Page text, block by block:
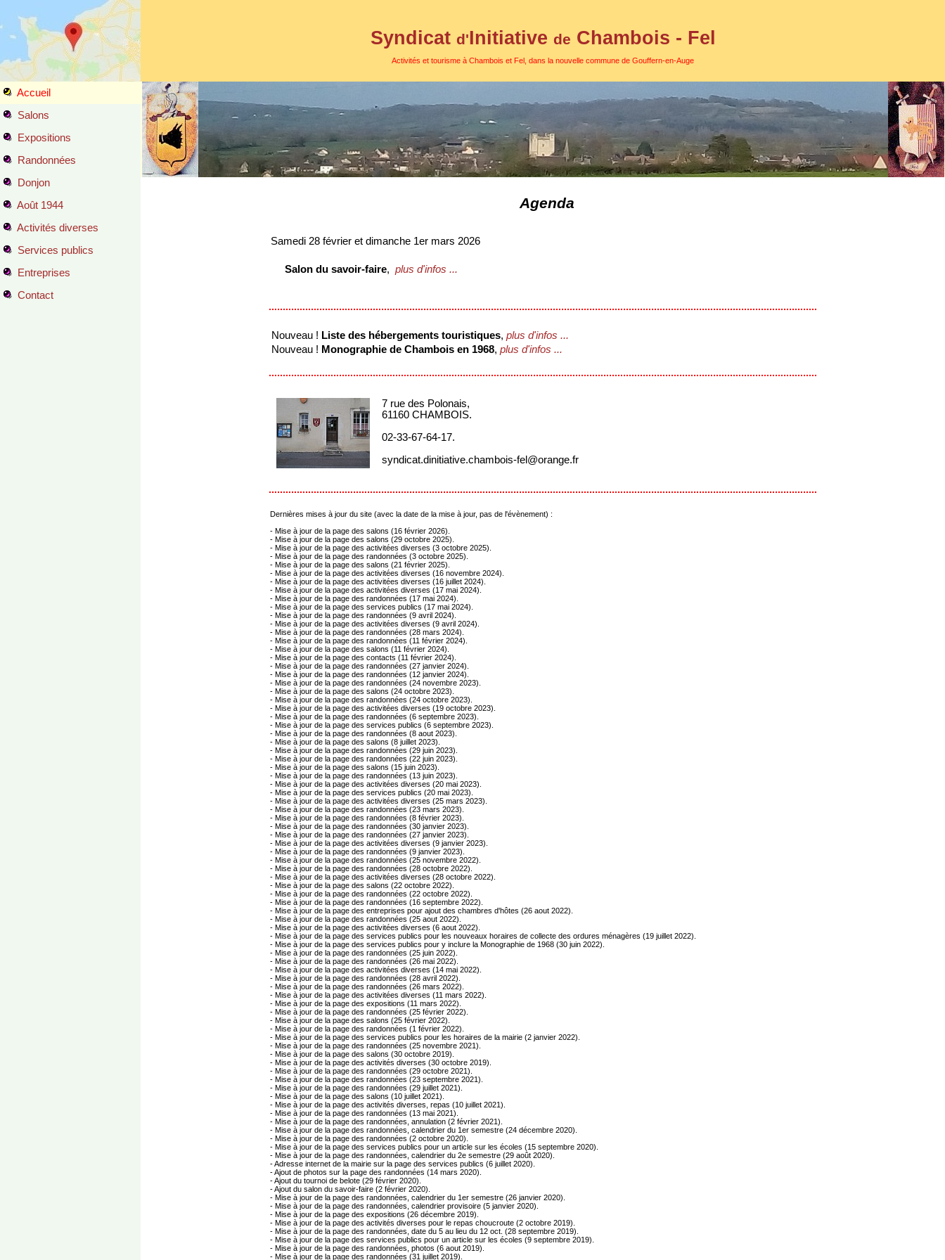
Syndicat d'Initiative de Chambois - Fel
Activités et tourisme à Chambois et Fel, dans la nouvelle commune de Gouffern-en-Auge
Accueil
Salons
Expositions
Randonnées
Donjon
Août 1944
Activités diverses
Services publics
Entreprises
Contact
Agenda
Samedi 28 février et dimanche 1er mars 2026
Salon du savoir-faire, plus d'infos ...
Nouveau ! Liste des hébergements touristiques, plus d'infos ...
Nouveau ! Monographie de Chambois en 1968, plus d'infos ...
7 rue des Polonais,
61160 CHAMBOIS.
02-33-67-64-17.
syndicat.dinitiative.chambois-fel@orange.fr
Dernières mises à jour du site (avec la date de la mise à jour, pas de l'évènement) :
- Mise à jour de la page des salons (16 février 2026).
- Mise à jour de la page des salons (29 octobre 2025).
- Mise à jour de la page des activitées diverses (3 octobre 2025).
- Mise à jour de la page des randonnées (3 octobre 2025).
- Mise à jour de la page des salons (21 février 2025).
- Mise à jour de la page des activitées diverses (16 novembre 2024).
- Mise à jour de la page des activitées diverses (16 juillet 2024).
- Mise à jour de la page des activitées diverses (17 mai 2024).
- Mise à jour de la page des randonnées (17 mai 2024).
- Mise à jour de la page des services publics (17 mai 2024).
- Mise à jour de la page des randonnées (9 avril 2024).
- Mise à jour de la page des activitées diverses (9 avril 2024).
- Mise à jour de la page des randonnées (28 mars 2024).
- Mise à jour de la page des randonnées (11 février 2024).
- Mise à jour de la page des salons (11 février 2024).
- Mise à jour de la page des contacts (11 février 2024).
- Mise à jour de la page des randonnées (27 janvier 2024).
- Mise à jour de la page des randonnées (12 janvier 2024).
- Mise à jour de la page des randonnées (24 novembre 2023).
- Mise à jour de la page des salons (24 octobre 2023).
- Mise à jour de la page des randonnées (24 octobre 2023).
- Mise à jour de la page des activitées diverses (19 octobre 2023).
- Mise à jour de la page des randonnées (6 septembre 2023).
- Mise à jour de la page des services publics (6 septembre 2023).
- Mise à jour de la page des randonnées (8 aout 2023).
- Mise à jour de la page des salons (8 juillet 2023).
- Mise à jour de la page des randonnées (29 juin 2023).
- Mise à jour de la page des randonnées (22 juin 2023).
- Mise à jour de la page des salons (15 juin 2023).
- Mise à jour de la page des randonnées (13 juin 2023).
- Mise à jour de la page des activitées diverses (20 mai 2023).
- Mise à jour de la page des services publics (20 mai 2023).
- Mise à jour de la page des activitées diverses (25 mars 2023).
- Mise à jour de la page des randonnées (23 mars 2023).
- Mise à jour de la page des randonnées (8 février 2023).
- Mise à jour de la page des randonnées (30 janvier 2023).
- Mise à jour de la page des randonnées (27 janvier 2023).
- Mise à jour de la page des activitées diverses (9 janvier 2023).
- Mise à jour de la page des randonnées (9 janvier 2023).
- Mise à jour de la page des randonnées (25 novembre 2022).
- Mise à jour de la page des randonnées (28 octobre 2022).
- Mise à jour de la page des activitées diverses (28 octobre 2022).
- Mise à jour de la page des salons (22 octobre 2022).
- Mise à jour de la page des randonnées (22 octobre 2022).
- Mise à jour de la page des randonnées (16 septembre 2022).
- Mise à jour de la page des entreprises pour ajout des chambres d'hôtes (26 aout 2022).
- Mise à jour de la page des randonnées (25 aout 2022).
- Mise à jour de la page des activitées diverses (6 aout 2022).
- Mise à jour de la page des services publics pour les nouveaux horaires de collecte des ordures ménagères (19 juillet 2022).
- Mise à jour de la page des services publics pour y inclure la Monographie de 1968 (30 juin 2022).
- Mise à jour de la page des randonnées (25 juin 2022).
- Mise à jour de la page des randonnées (26 mai 2022).
- Mise à jour de la page des activitées diverses (14 mai 2022).
- Mise à jour de la page des randonnées (28 avril 2022).
- Mise à jour de la page des randonnées (26 mars 2022).
- Mise à jour de la page des activitées diverses (11 mars 2022).
- Mise à jour de la page des expositions (11 mars 2022).
- Mise à jour de la page des randonnées (25 février 2022).
- Mise à jour de la page des salons (25 février 2022).
- Mise à jour de la page des randonnées (1 février 2022).
- Mise à jour de la page des services publics pour les horaires de la mairie (2 janvier 2022).
- Mise à jour de la page des randonnées (25 novembre 2021).
- Mise à jour de la page des salons (30 octobre 2019).
- Mise à jour de la page des activités diverses (30 octobre 2019).
- Mise à jour de la page des randonnées (29 octobre 2021).
- Mise à jour de la page des randonnées (23 septembre 2021).
- Mise à jour de la page des randonnées (29 juillet 2021).
- Mise à jour de la page des salons (10 juillet 2021).
- Mise à jour de la page des activités diverses, repas (10 juillet 2021).
- Mise à jour de la page des randonnées (13 mai 2021).
- Mise à jour de la page des randonnées, annulation (2 février 2021).
- Mise à jour de la page des randonnées, calendrier du 1er semestre (24 décembre 2020).
- Mise à jour de la page des randonnées (2 octobre 2020).
- Mise à jour de la page des services publics pour un article sur les écoles (15 septembre 2020).
- Mise à jour de la page des randonnées, calendrier du 2e semestre (29 août 2020).
- Adresse internet de la mairie sur la page des services publics (6 juillet 2020).
- Ajout de photos sur la page des randonnées (14 mars 2020).
- Ajout du tournoi de belote (29 février 2020).
- Ajout du salon du savoir-faire (2 février 2020).
- Mise à jour de la page des randonnées, calendrier du 1er semestre (26 janvier 2020).
- Mise à jour de la page des randonnées, calendrier provisoire (5 janvier 2020).
- Mise à jour de la page des expositions (26 décembre 2019).
- Mise à jour de la page des activités diverses pour le repas choucroute (2 octobre 2019).
- Mise à jour de la page des randonnées, date du 5 au lieu du 12 oct. (28 septembre 2019).
- Mise à jour de la page des services publics pour un article sur les écoles (9 septembre 2019).
- Mise à jour de la page des randonnées, photos (6 aout 2019).
- Mise à jour de la page des randonnées (31 juillet 2019).